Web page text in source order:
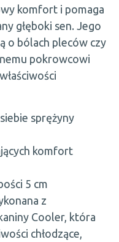
komfort i pomaga
głęboki sen. Jego
o bólach pleców czy
pokrowcowi
sprężyny
komfort
5 cm
z
Cooler, która
chłodzące,